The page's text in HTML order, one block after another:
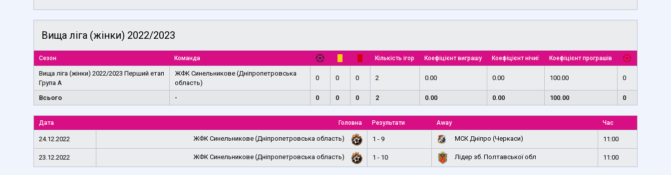
Вища ліга (жінки) 2022/2023
Сезон Команда Кількість ігор Коефіцієнт виграшу Коефіцієнт нічиї Коефіцієнт програшів
Вища ліга (жінки) 2022/2023 Перший етап
Група А
ЖФК Синельникове (Дніпропетровська
область)
0 0 0 2 0.00 0.00 100.00 0
Всього - 0 0 0 2 0.00 0.00 100.00 0
Дата Головна Результати Away Час
24.12.2022 ЖФК Синельникове (Дніпропетровська область) 1 - 9 МСК Дніпро (Черкаси) 11:00
23.12.2022 ЖФК Синельникове (Дніпропетровська область) 1 - 10 Лідер зб. Полтавської обл 11:00